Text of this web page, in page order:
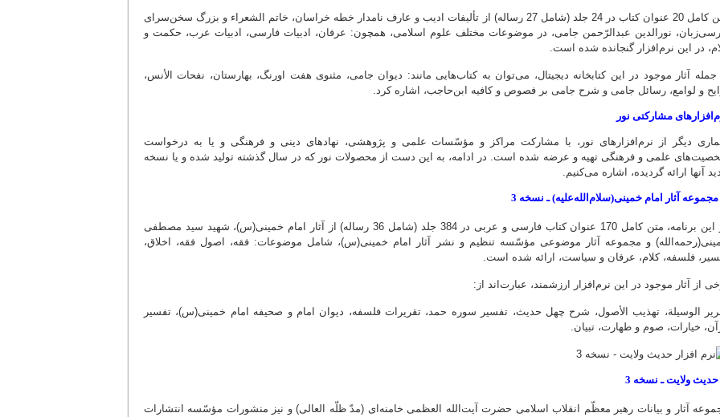
متن کامل 20 عنوان کتاب در 24 جلد (شامل 27 رساله) از تألیفات ادیب و عارف نامدار خطه خراسان، خاتم الشعراء و بزرگ سخن‌سراى
نورالدین عبدالرّحمن جامی، در موضوعات مختلف علوم اسلامی، همچون: عرفان، ادبیات فارسی، ادبیات عرب، حکمت و
در این نرم‌افزار گنجانده شده است.
جمله آثار موجود در این کتابخانه دیجیتال، می‌توان به کتاب‌هایی مانند: دیوان جامی، مثنوی هفت اورنگ، بهارستان، نفحات الأنس،
و لوامع، رسائل جامی و شرح جامی بر فصوص و کافیه ابن‌حاجب، اشاره کرد.
مشارکتی نور
دیگر از نرم‌افزارهای نور، با مشارکت مراکز و مؤسّسات علمی و پژوهشی، نهادهای دینی و فرهنگی و یا به درخواست
علمی و فرهنگی تهیه و عرضه شده است. در ادامه، به این دست از محصولات نور که در سال گذشته تولید شده و یا نسخه
آنها ارائه گردیده، اشاره می‌کنیم.
در این برنامه، متن کامل 170 عنوان کتاب فارسی و عربی در 384 جلد (شامل 36 رساله) از آثار امام خمینی(س)، شهید سید مصطفی
و مجموعه آثار موضوعی مؤسّسه تنظیم و نشر آثار امام خمینی(س)، شامل موضوعات: فقه، اصول فقه، اخلاق،
فلسفه، کلام، عرفان و سیاست، ارائه شده است.
از آثار موجود در این نرم‌افزار ارزشمند، عبارت‌اند از:
الوسیلة، تهذیب الأصول، شرح چهل حدیث، تفسیر سوره حمد، تقریرات فلسفه، دیوان امام و صحیفه امام خمینی(س)، تفسیر
خیارات، صوم و طهارت، تبیان.
آثار و بیانات رهبر معظّم انقلاب اسلامی حضرت آیت‌الله العظمی خامنه‌ای (مدّ ظلّه العالی) و نیز منشورات مؤسّسه انتشارات